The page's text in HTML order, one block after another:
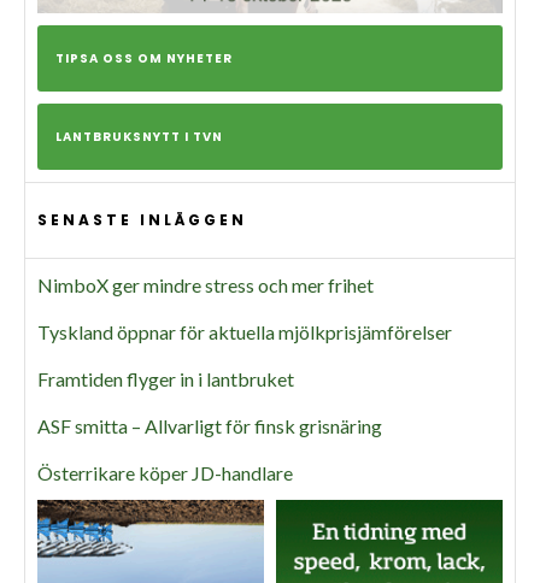
TIPSA OSS OM NYHETER
LANTBRUKSNYTT I TVN
SENASTE INLÄGGEN
NimboX ger mindre stress och mer frihet
Tyskland öppnar för aktuella mjölkprisjämförelser
Framtiden flyger in i lantbruket
ASF smitta – Allvarligt för finsk grisnäring
Österrikare köper JD-handlare